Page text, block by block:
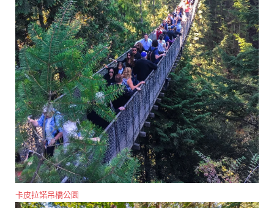
卡皮拉諾吊橋公園